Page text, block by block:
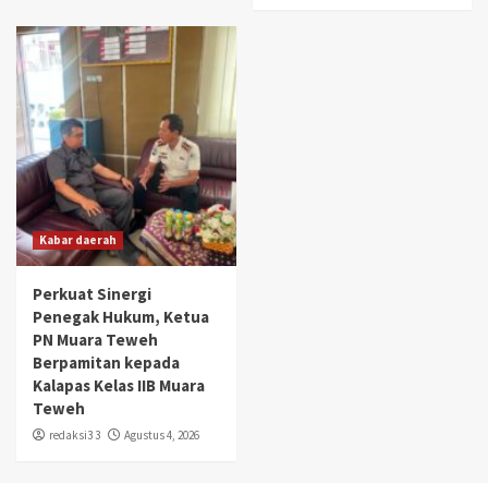
Kabar daerah
Perkuat Sinergi
Penegak Hukum, Ketua
PN Muara Teweh
Berpamitan kepada
Kalapas Kelas IIB Muara
Teweh
redaksi3 3 Agustus 4, 2026